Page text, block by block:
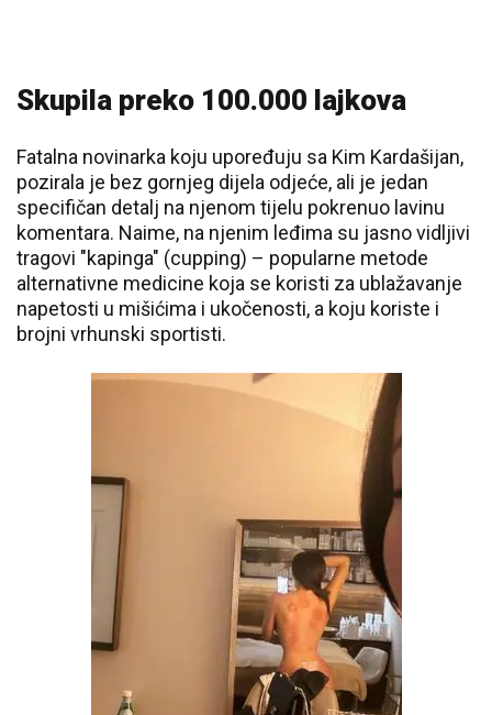
Skupila preko 100.000 lajkova
Fatalna novinarka koju upoređuju sa Kim Kardašijan,
pozirala je bez gornjeg dijela odjeće, ali je jedan
specifičan detalj na njenom tijelu pokrenuo lavinu
komentara. Naime, na njenim leđima su jasno vidljivi
tragovi "kapinga" (cupping) – popularne metode
alternativne medicine koja se koristi za ublažavanje
napetosti u mišićima i ukočenosti, a koju koriste i
brojni vrhunski sportisti.